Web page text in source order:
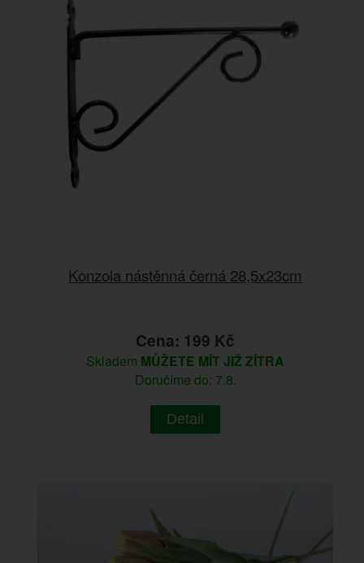
Konzola nástěnná černá 28,5x23cm
Cena: 199 Kč
Skladem MŮŽETE MÍT JIŽ ZÍTRA
Doručíme do: 7.8.
Detail